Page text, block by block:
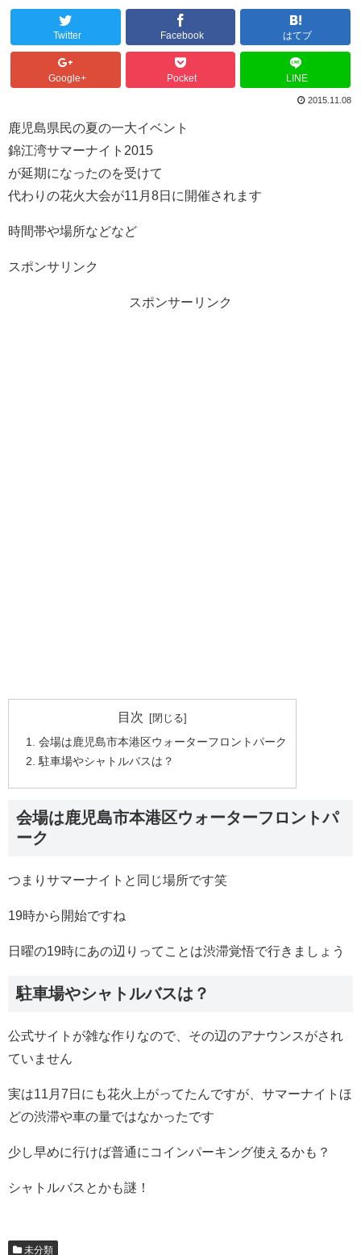
Twitter Facebook はてブ
Google+ Pocket LINE
2015.11.08
鹿児島県民の夏の一大イベント
錦江湾サマーナイト2015
が延期になったのを受けて
代わりの花火大会が11月8日に開催されます
時間帯や場所などなど
スポンサリンク
スポンサーリンク
目次
会場は鹿児島市本港区ウォーターフロントパーク
駐車場やシャトルバスは？
会場は鹿児島市本港区ウォーターフロントパ
ーク
つまりサマーナイトと同じ場所です笑
19時から開始ですね
日曜の19時にあの辺りってことは渋滞覚悟で行きましょう
駐車場やシャトルバスは？
公式サイトが雑な作りなので、その辺のアナウンスがされ
ていません
実は11月7日にも花火上がってたんですが、サマーナイトほ
どの渋滞や車の量ではなかったです
少し早めに行けば普通にコインパーキング使えるかも？
シャトルバスとかも謎！
未分類